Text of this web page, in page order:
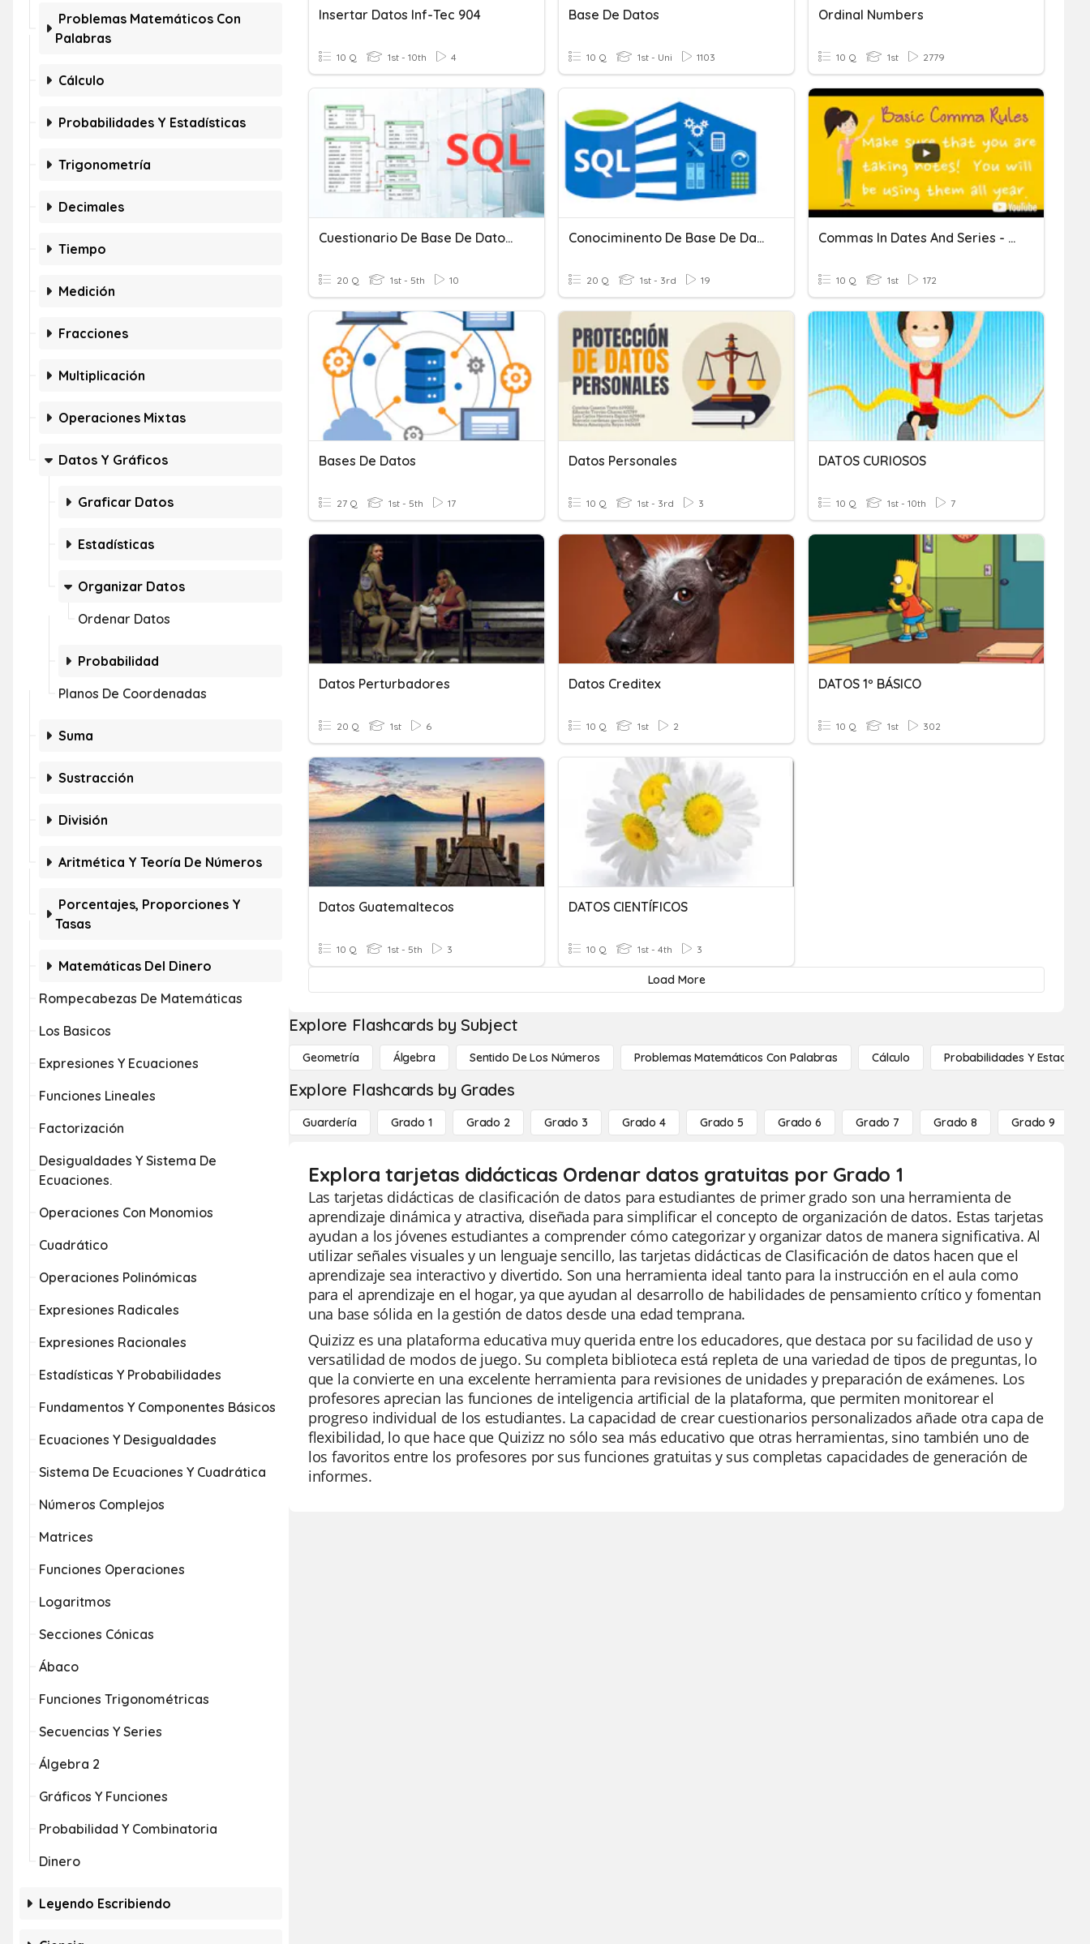
Problemas Matemáticos Con
Palabras
Cálculo
Probabilidades Y Estadísticas
Trigonometría
Decimales
Tiempo
Medición
Fracciones
Multiplicación
Operaciones Mixtas
Datos Y Gráficos
Graficar Datos
Estadísticas
Organizar Datos
Ordenar Datos
Probabilidad
Planos De Coordenadas
Suma
Sustracción
División
Aritmética Y Teoría De Números
Porcentajes, Proporciones Y
Tasas
Matemáticas Del Dinero
Rompecabezas De Matemáticas
Los Basicos
Expresiones Y Ecuaciones
Funciones Lineales
Factorización
Desigualdades Y Sistema De
Ecuaciones.
Operaciones Con Monomios
Cuadrático
Operaciones Polinómicas
Expresiones Radicales
Expresiones Racionales
Estadísticas Y Probabilidades
Fundamentos Y Componentes Básicos
Ecuaciones Y Desigualdades
Sistema De Ecuaciones Y Cuadrática
Números Complejos
Matrices
Funciones Operaciones
Logaritmos
Secciones Cónicas
Ábaco
Funciones Trigonométricas
Secuencias Y Series
Álgebra 2
Gráficos Y Funciones
Probabilidad Y Combinatoria
Dinero
Leyendo Escribiendo
Insertar Datos Inf-Tec 904
10 Q 1st - 10th 4
Base De Datos
10 Q 1st - Uni 1103
Ordinal Numbers
10 Q 1st 2779
Cuestionario De Base De Datos II
20 Q 1st - 5th 10
Conociminento De Base De Datos II
20 Q 1st - 3rd 19
Commas In Dates And Series - Test
10 Q 1st 172
Bases De Datos
27 Q 1st - 5th 17
Datos Personales
10 Q 1st - 3rd 3
DATOS CURIOSOS
10 Q 1st - 10th 7
Datos Perturbadores
20 Q 1st 6
Datos Creditex
10 Q 1st 2
DATOS 1º BÁSICO
10 Q 1st 302
Datos Guatemaltecos
10 Q 1st - 5th 3
DATOS CIENTÍFICOS
10 Q 1st - 4th 3
Load More
Explore Flashcards by Subject
Geometría Álgebra Sentido De Los Números Problemas Matemáticos Con Palabras Cálculo Probabilidades Y
Explore Flashcards by Grades
Guardería Grado 1 Grado 2 Grado 3 Grado 4 Grado 5 Grado 6 Grado 7 Grado 8 Grado 9
Explora tarjetas didácticas Ordenar datos gratuitas por Grado 1
Las tarjetas didácticas de clasificación de datos para estudiantes de primer grado son una herramienta de
aprendizaje dinámica y atractiva, diseñada para simplificar el concepto de organización de datos. Estas tarjetas
ayudan a los jóvenes estudiantes a comprender cómo categorizar y organizar datos de manera significativa. Al
utilizar señales visuales y un lenguaje sencillo, las tarjetas didácticas de Clasificación de datos hacen que el
aprendizaje sea interactivo y divertido. Son una herramienta ideal tanto para la instrucción en el aula como
para el aprendizaje en el hogar, ya que ayudan al desarrollo de habilidades de pensamiento crítico y fomentan
una base sólida en la gestión de datos desde una edad temprana.
Quizizz es una plataforma educativa muy querida entre los educadores, que destaca por su facilidad de uso y
versatilidad de modos de juego. Su completa biblioteca está repleta de una variedad de tipos de preguntas, lo
que la convierte en una excelente herramienta para revisiones de unidades y preparación de exámenes. Los
profesores aprecian las funciones de inteligencia artificial de la plataforma, que permiten monitorear el
progreso individual de los estudiantes. La capacidad de crear cuestionarios personalizados añade otra capa de
flexibilidad, lo que hace que Quizizz no sólo sea más educativo que otras herramientas, sino también uno de
los favoritos entre los profesores por sus funciones gratuitas y sus completas capacidades de generación de
informes.